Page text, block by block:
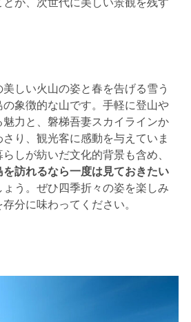
しい火山の姿と春を告げる雪う
象徴的な山です。手軽に登山や
力と、磐梯吾妻スカイラインか
り、観光客に感動を与えていま
しが紡いだ文化的背景も含め、
を訪れるなら一度は見ておきたい
ょう。ぜひ四季折々の姿を楽しみ
分に味わってください。